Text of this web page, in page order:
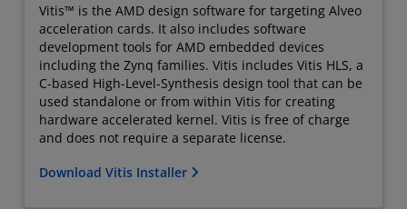
Vitis™ is the AMD design software for targeting Alveo
acceleration cards. It also includes software
development tools for AMD embedded devices
including the Zynq families. Vitis includes Vitis HLS, a
C-based High-Level-Synthesis design tool that can be
used standalone or from within Vitis for creating
hardware accelerated kernel. Vitis is free of charge
and does not require a separate license.
Download Vitis Installer